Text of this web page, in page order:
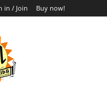
in / Join Buy now!